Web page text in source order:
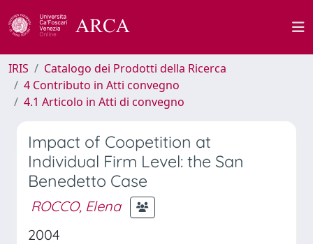
IRIS
Catalogo dei Prodotti della Ricerca
4 Contributo in Atti convegno
4.1 Articolo in Atti di convegno
Impact of Coopetition at
Individual Firm Level: the San
Benedetto Case
ROCCO, Elena
2004